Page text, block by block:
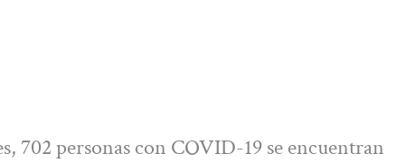
702 personas con COVID-19 se encuentran